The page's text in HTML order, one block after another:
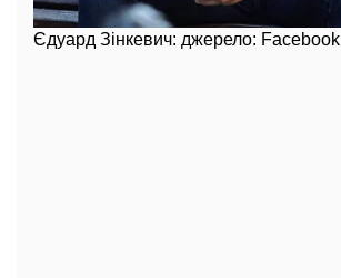
Єдуард Зінкевич: джерело: Facebook